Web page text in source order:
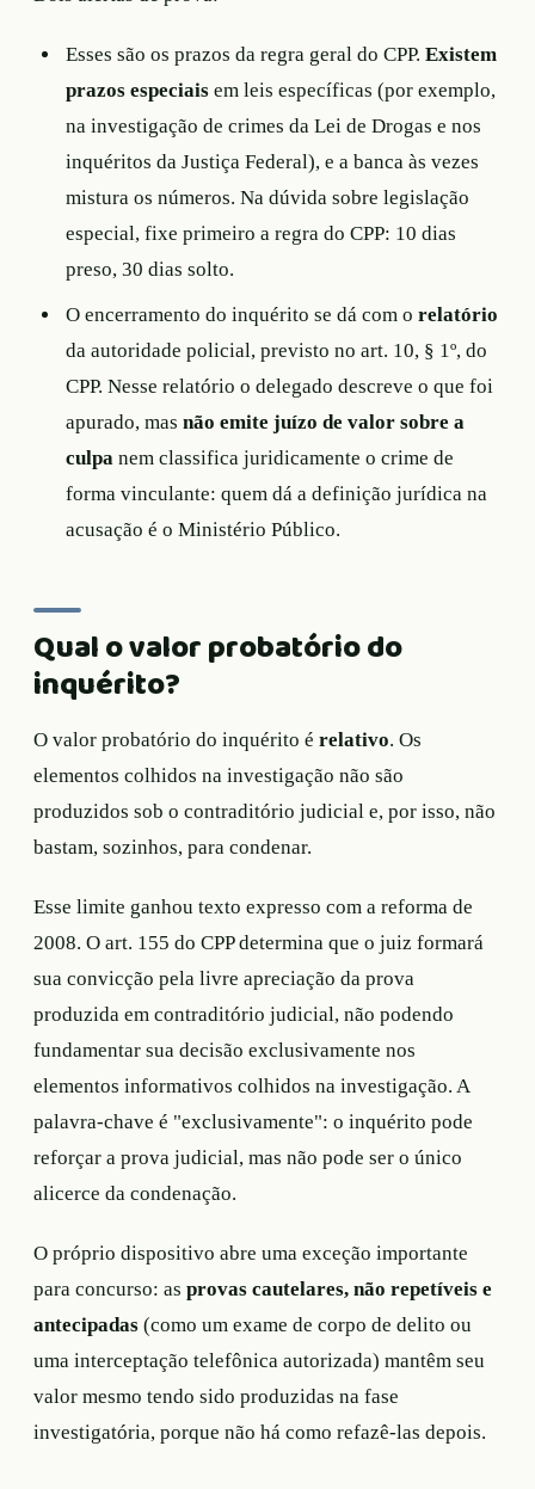
Esses são os prazos da regra geral do CPP.Existem
prazos especiais em leis específicas (por exemplo,
na investigação de crimes da Lei de Drogas e nos
inquéritos da Justiça Federal), e a banca às vezes
mistura os números. Na dúvida sobre legislação
especial, fixe primeiro a regra do CPP: 10 dias
preso, 30 dias solto.
O encerramento do inquérito se dá com orelatório
da autoridade policial, previsto no art. 10, § 1º, do
CPP. Nesse relatório o delegado descreve o que foi
apurado, masnão emite juízo de valor sobre a
culpa nem classifica juridicamente o crime de
forma vinculante: quem dá a definição jurídica na
acusação é o Ministério Público.
Qual o valor probatório do
inquérito?
O valor probatório do inquérito é relativo. Os
elementos colhidos na investigação não são
produzidos sob o contraditório judicial e, por isso, não
bastam, sozinhos, para condenar.
Esse limite ganhou texto expresso com a reforma de
2008. O art. 155 do CPP determina que o juiz formará
sua convicção pela livre apreciação da prova
produzida em contraditório judicial, não podendo
fundamentar sua decisão exclusivamente nos
elementos informativos colhidos na investigação. A
palavra-chave é "exclusivamente": o inquérito pode
reforçar a prova judicial, mas não pode ser o único
alicerce da condenação.
O próprio dispositivo abre uma exceção importante
para concurso: as provas cautelares, não repetíveis e
antecipadas (como um exame de corpo de delito ou
uma interceptação telefônica autorizada) mantêm seu
valor mesmo tendo sido produzidas na fase
investigatória, porque não há como refazê-las depois.